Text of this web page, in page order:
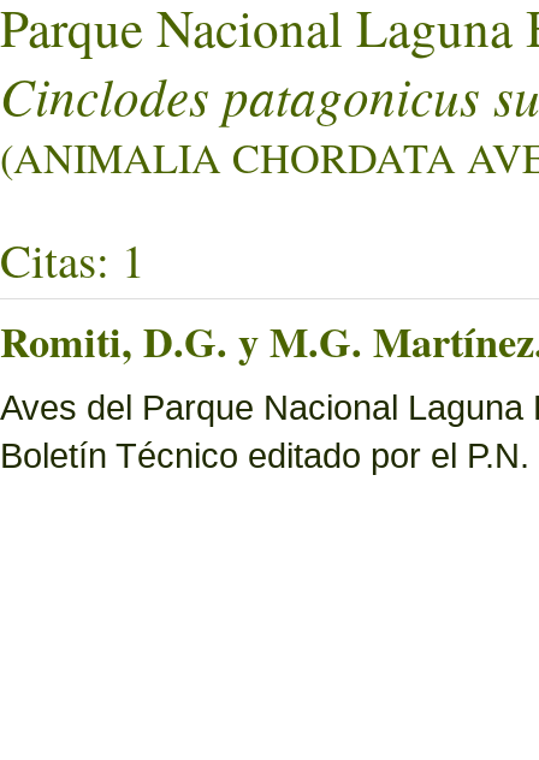
Parque Nacional Laguna
Cinclodes patagonicus
(ANIMALIA CHORDATA
Citas: 1
Romiti, D.G. y M.G.
Aves del Parque Nacional
Boletín Técnico editado por el